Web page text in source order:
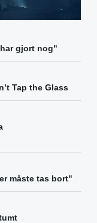
gjort nog"
Tap the Glass
måste tas bort"